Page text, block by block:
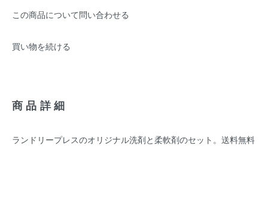
この商品について問い合わせる
買い物を続ける
商品詳細
ランドリープレスのオリジナル洗剤と柔軟剤のセット。送料無料